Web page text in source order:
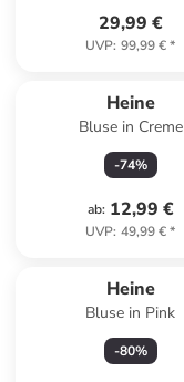
29,99 €
UVP: 99,99 €*
Heine
Bluse in Creme
-74%
ab: 12,99 €
UVP: 49,99 €*
Heine
Bluse in Pink
-80%